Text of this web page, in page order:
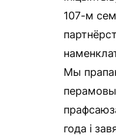
107-м
Мы
перамовы
года і